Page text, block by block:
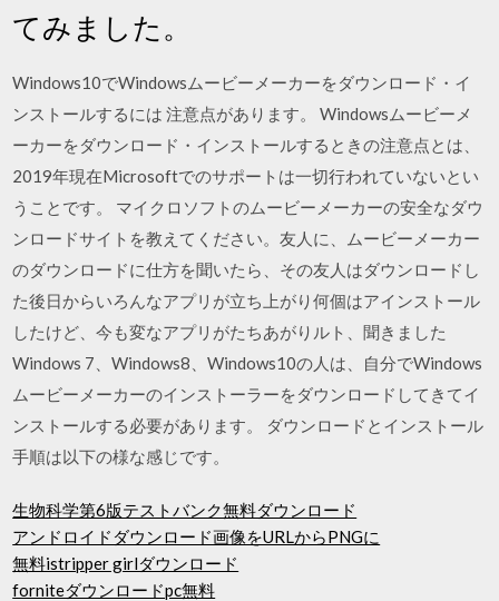
てみました。
Windows10でWindowsムービーメーカーをダウンロード・イ
ンストールするには 注意点があります。 Windowsムービーメ
ーカーをダウンロード・インストールするときの注意点とは、
2019年現在Microsoftでのサポートは一切行われていないとい
うことです。 マイクロソフトのムービーメーカーの安全なダウ
ンロードサイトを教えてください。友人に、ムービーメーカー
のダウンロードに仕方を聞いたら、その友人はダウンロードし
た後日からいろんなアプリが立ち上がり何個はアインストール
したけど、今も変なアプリがたちあがりルト、聞きました
Windows 7、Windows8、Windows10の人は、自分でWindows
ムービーメーカーのインストーラーをダウンロードしてきてイ
ンストールする必要があります。 ダウンロードとインストール
手順は以下の様な感じです。
生物科学第6版テストバンク無料ダウンロード
アンドロイドダウンロード画像をURLからPNGに
無料istripper girlダウンロード
forniteダウンロードpc無料